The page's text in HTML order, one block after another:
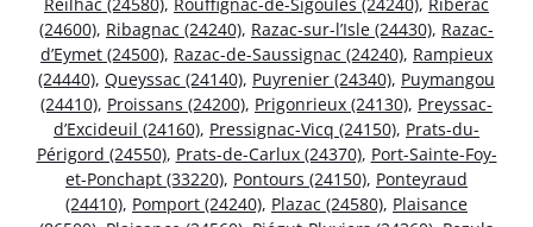
(24600), Ribagnac (24240), Razac-sur-l’Isle (24430), Razac-
d’Eymet (24500), Razac-de-Saussignac (24240), Rampieux
(24440), Queyssac (24140), Puyrenier (24340), Puymangou
(24410), Proissans (24200), Prigonrieux (24130), Preyssac-
d’Excideuil (24160), Pressignac-Vicq (24150), Prats-du-
Périgord (24550), Prats-de-Carlux (24370), Port-Sainte-Foy-
et-Ponchapt (33220), Pontours (24150), Ponteyraud
(24410), Pomport (24240), Plazac (24580), Plaisance